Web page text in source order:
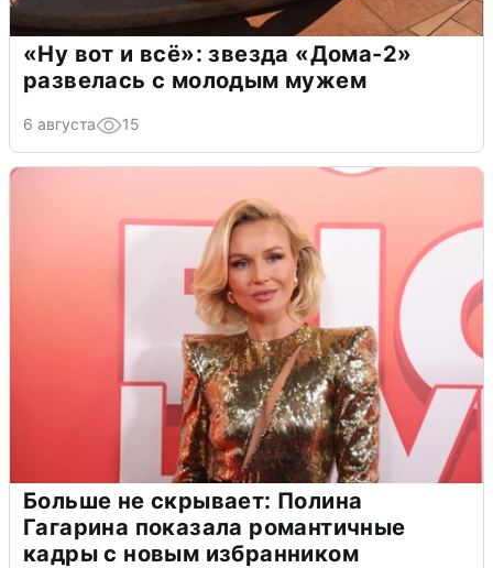
«Ну вот и всё»: звезда «Дома-2»
развелась с молодым мужем
6 августа 15
Больше не скрывает: Полина
Гагарина показала романтичные
кадры с новым избранником